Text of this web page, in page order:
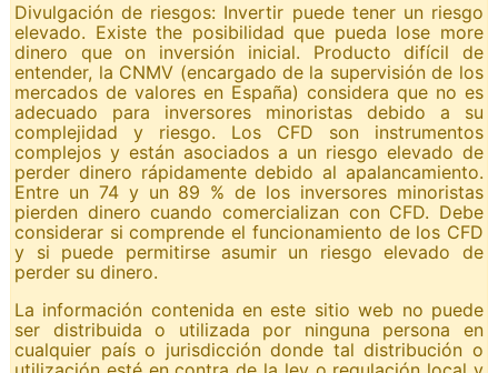
Divulgación de riesgos: Invertir puede tener un riesgo
elevado. Existe the posibilidad que pueda lose more
dinero que on inversión inicial. Producto difícil de
entender, la CNMV (encargado de la supervisión de los
mercados de valores en España) considera que no es
adecuado para inversores minoristas debido a su
complejidad y riesgo. Los CFD son instrumentos
complejos y están asociados a un riesgo elevado de
perder dinero rápidamente debido al apalancamiento.
Entre un 74 y un 89 % de los inversores minoristas
pierden dinero cuando comercializan con CFD. Debe
considerar si comprende el funcionamiento de los CFD
y si puede permitirse asumir un riesgo elevado de
perder su dinero.
La información contenida en este sitio web no puede
ser distribuida o utilizada por ninguna persona en
cualquier país o jurisdicción donde tal distribución o